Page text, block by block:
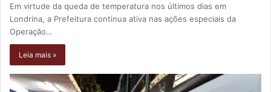
Em virtude da queda de temperatura nos últimos dias em
Londrina, a Prefeitura continua ativa nas ações especiais da
Operação…
Leia mais »